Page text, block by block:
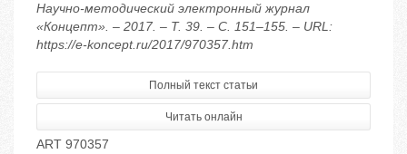
Научно-методический электронный журнал
«Концепт». – 2017. – Т. 39. – С. 151–155. – URL:
https://e-koncept.ru/2017/970357.htm
Полный текст статьи
Читать онлайн
ART 970357